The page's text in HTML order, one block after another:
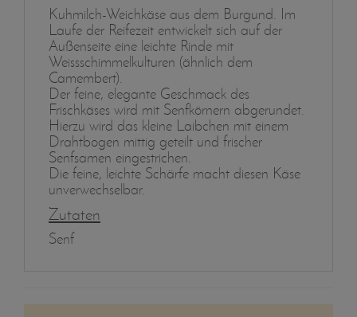
Kuhmilch-Weichkäse aus dem Burgund. Im
Laufe der Reifezeit entwickelt sich auf der
Außenseite eine leichte Rinde mit
Weissschimmelkulturen (ähnlich dem
Camembert).
Der feine, elegante Geschmack des
Frischkäses wird mit Senfkörnern abgerundet.
Hierzu wird das kleine Laibchen mit einem
Drahtbogen mittig geteilt und frischer
Senfsamen eingestrichen.
Die feine, leichte Schärfe macht diesen Käse
unverwechselbar.
Zutaten
Senf